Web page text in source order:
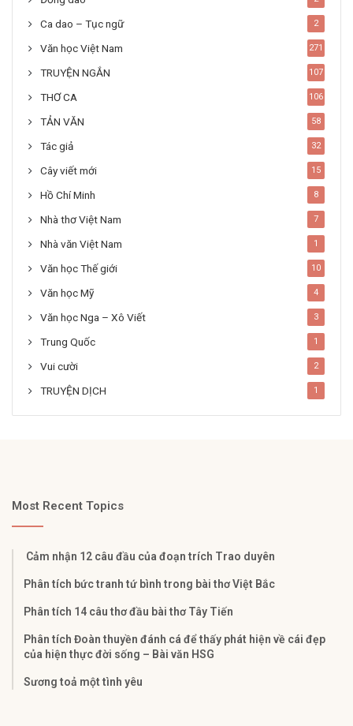
Ca dao – Tục ngữ 2
Văn học Việt Nam 271
TRUYỆN NGẮN 107
THƠ CA 106
TẢN VĂN 58
Tác giả 32
Cây viết mới 15
Hồ Chí Minh 8
Nhà thơ Việt Nam 7
Nhà văn Việt Nam 1
Văn học Thế giới 10
Văn học Mỹ 4
Văn học Nga – Xô Viết 3
Trung Quốc 1
Vui cười 2
TRUYỆN DỊCH 1
Most Recent Topics
Cảm nhận 12 câu đầu của đoạn trích Trao duyên
Phân tích bức tranh tứ bình trong bài thơ Việt Bắc
Phân tích 14 câu thơ đầu bài thơ Tây Tiến
Phân tích Đoàn thuyền đánh cá để thấy phát hiện về cái đẹp
của hiện thực đời sống – Bài văn HSG
Sương toả một tình yêu